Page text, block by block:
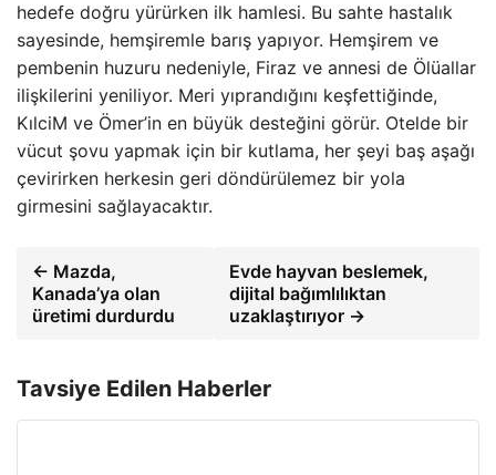
hedefe doğru yürürken ilk hamlesi. Bu sahte hastalık
sayesinde, hemşiremle barış yapıyor. Hemşirem ve
pembenin huzuru nedeniyle, Firaz ve annesi de Ölüallar
ilişkilerini yeniliyor. Meri yıprandığını keşfettiğinde,
KılciM ve Ömer’in en büyük desteğini görür. Otelde bir
vücut şovu yapmak için bir kutlama, her şeyi baş aşağı
çevirirken herkesin geri döndürülemez bir yola
girmesini sağlayacaktır.
← Mazda,
Kanada’ya olan
üretimi durdurdu
Evde hayvan beslemek,
dijital bağımlılıktan
uzaklaştırıyor →
Tavsiye Edilen Haberler